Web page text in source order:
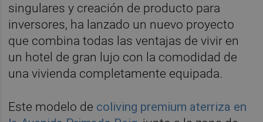
singulares y creación de producto para
inversores, ha lanzado un nuevo proyecto
que combina todas las ventajas de vivir en
un hotel de gran lujo con la comodidad de
una vivienda completamente equipada.
Este modelo de coliving premium aterriza en